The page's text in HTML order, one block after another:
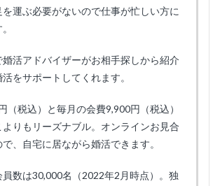
運ぶ必要がないので仕事が忙しい方に
婚活アドバイザーがお相手探しから紹介
をサポートしてくれます。
（税込）と毎月の会費9,900円（税込）
りもリーズナブル。オンラインお見合
、自宅に居ながら婚活できます。
員数は30,000名（2022年2月時点）。独